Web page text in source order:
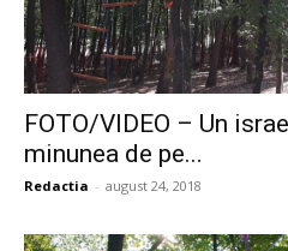
FOTO/VIDEO – Un
minunea de pe...
Redactia - august 24, 2018